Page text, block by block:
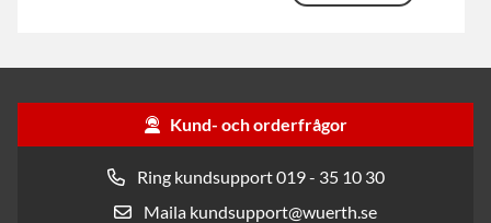
Kund- och orderfrågor
Ring kundsupport 019 - 35 10 30
Maila kundsupport@wuerth.se